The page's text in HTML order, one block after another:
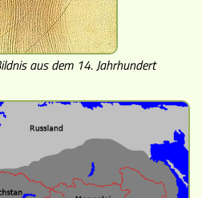
aus dem 14. Jahrhundert